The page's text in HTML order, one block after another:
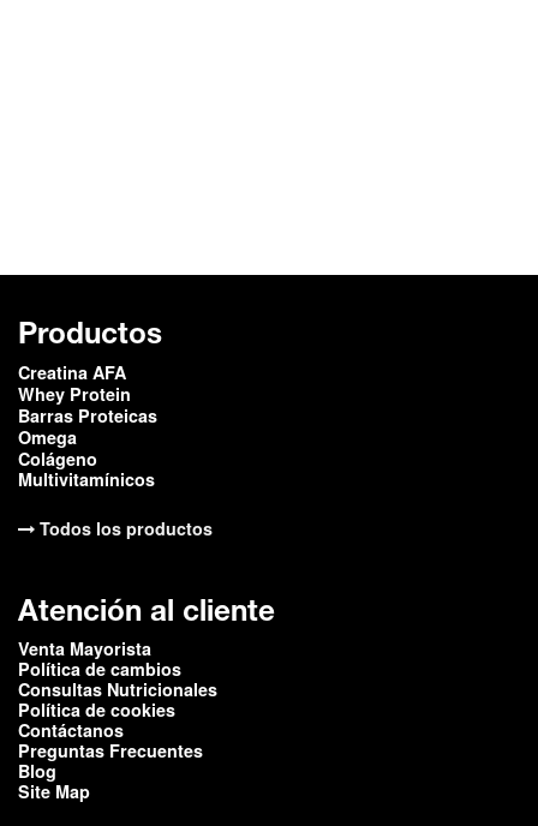
Productos
Creatina AFA
Whey Protein
Barras Proteicas
Omega
Colágeno
Multivitamínicos
Todos los productos
Atención al cliente
Venta Mayorista
Política de cambios
Consultas Nutricionales
Política de cookies
Contáctanos
Preguntas Frecuentes
Blog
Site Map